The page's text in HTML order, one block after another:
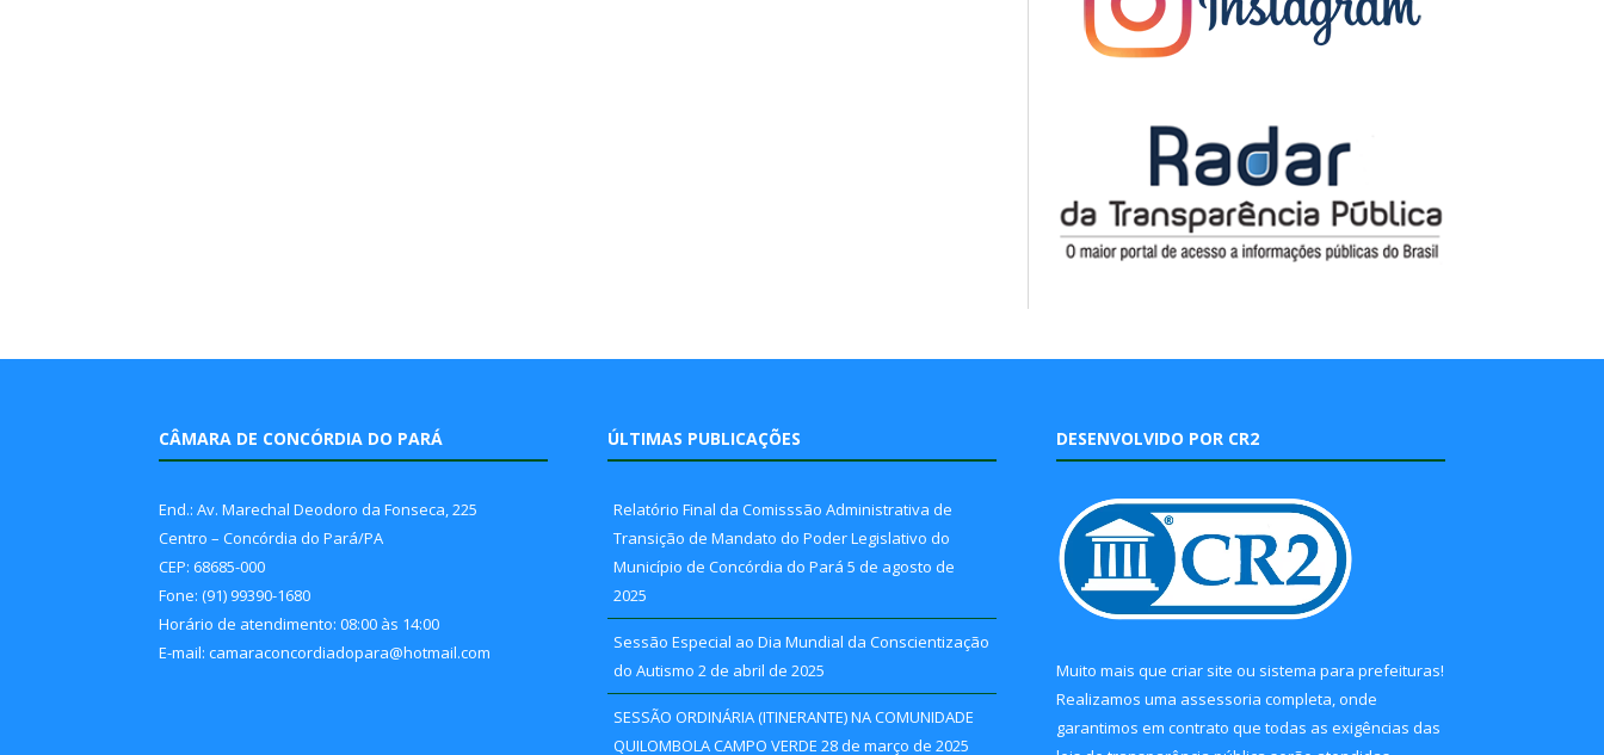
CÂMARA DE CONCÓRDIA DO PARÁ
End.: Av. Marechal Deodoro da Fonseca, 225
Centro – Concórdia do Pará/PA
CEP: 68685-000
Fone: (91) 99390-1680
Horário de atendimento: 08:00 às 14:00
E-mail: camaraconcordiadopara@hotmail.com
ÚLTIMAS PUBLICAÇÕES
Relatório Final da Comisssão Administrativa de
Transição de Mandato do Poder Legislativo do
Município de Concórdia do Pará 5 de agosto de
2025
Sessão Especial ao Dia Mundial da Conscientização
do Autismo 2 de abril de 2025
SESSÃO ORDINÁRIA (ITINERANTE) NA COMUNIDADE
QUILOMBOLA CAMPO VERDE 28 de março de 2025
DESENVOLVIDO POR CR2
Muito mais que criar site ou sistema para prefeituras!
Realizamos uma assessoria completa, onde
garantimos em contrato que todas as exigências das